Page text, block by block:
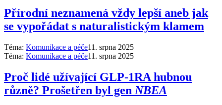
Přírodní neznamená vždy lepší aneb jak
se vypořádat s naturalistickým klamem
Téma: Komunikace a péče11. srpna 2025
Téma: Komunikace a péče11. srpna 2025
Proč lidé užívající GLP-1RA hubnou
různě? Prošetřen byl genNBEA